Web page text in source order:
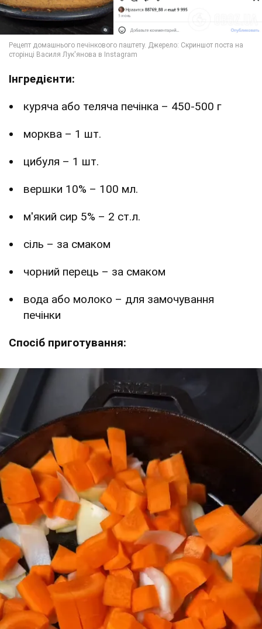
Інгредієнти:
куряча або теляча печінка – 450-500 г
морква – 1 шт.
цибуля – 1 шт.
вершки 10% – 100 мл.
м'який сир 5% – 2 ст.л.
сіль – за смаком
чорний перець – за смаком
вода або молоко – для замочування
печінки
Спосіб приготування: